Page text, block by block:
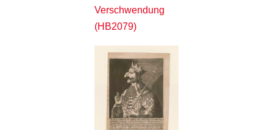
Verschwendung
(HB2079)